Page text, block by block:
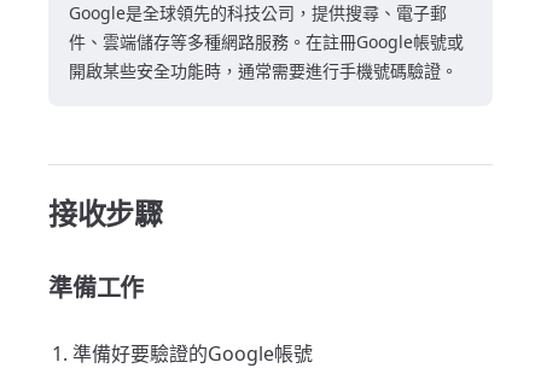
Google是全球領先的科技公司，提供搜尋、電子郵
件、雲端儲存等多種網路服務。在註冊Google帳號或
開啟某些安全功能時，通常需要進行手機號碼驗證。
接收步驟
準備工作
準備好要驗證的Google帳號